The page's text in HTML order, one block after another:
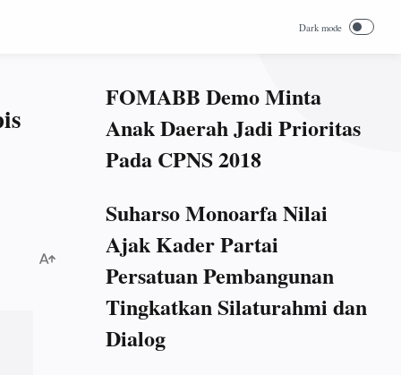
FOMABB Demo Minta
Anak Daerah Jadi Prioritas
Pada CPNS 2018
Suharso Monoarfa Nilai
Ajak Kader Partai
Persatuan Pembangunan
Tingkatkan Silaturahmi dan
Dialog